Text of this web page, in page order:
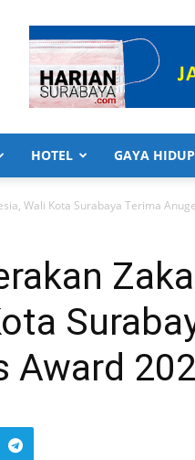
HOTEL GAYA HIDUP
Wali Kota Surabaya Terima
Award